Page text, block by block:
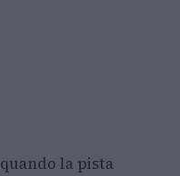
quando la pista